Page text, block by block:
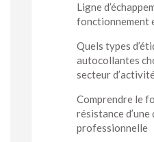
Ligne
fonctionnement
Quels types
autocollantes
secteur
Comprendre le
résistance
professionnelle